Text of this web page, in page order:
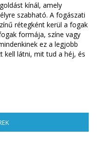
kínál, amely
szabható. A fogászati
rétegként kerül a fogak
formája, színe vagy
ez a legjobb
kell látni, mit tud a héj, és